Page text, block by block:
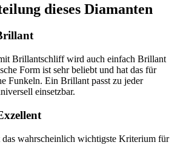
dieses Diamanten
Brillantschliff wird auch einfach Brillant
Form ist sehr beliebt und hat das für
Funkeln. Ein Brillant passt zu jeder
einsetzbar.
wahrscheinlich wichtigste Kriterium für